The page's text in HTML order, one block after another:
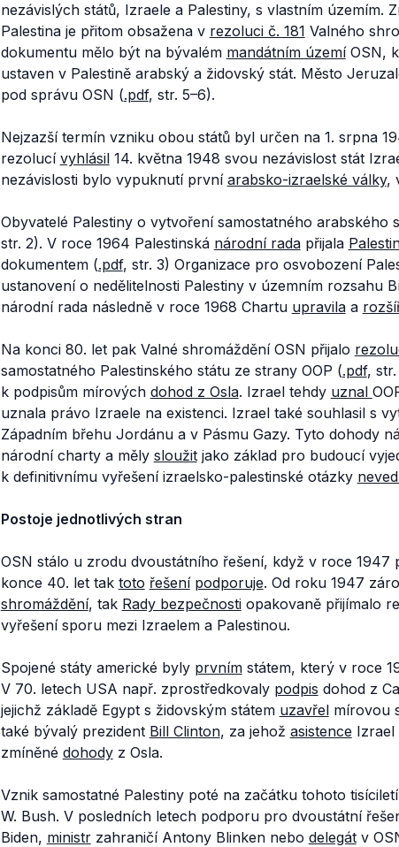
nezávislých států, Izraele a Palestiny, s vlastním územím.
Palestina je přitom obsažena v rezoluci č. 181 Valného
dokumentu mělo být na bývalém mandátním územíOSN,
ustaven v Palestině arabský a židovský stát. Město
pod správu OSN (.pdf, str. 5–6).
Nejzazší termín vzniku obou států byl určen na 1. srpna
rezolucí vyhlásil14. května 1948 svou nezávislost stát
nezávislosti bylo vypuknutí první arabsko-izraelské války,
Obyvatelé Palestiny o vytvoření samostatného arabského
str. 2). V roce 1964 Palestinská národní radapřijala
dokumentem (.pdf, str. 3) Organizace pro osvobození
ustanovení o nedělitelnosti Palestiny v územním rozsahu
národní rada následně v roce 1968 Chartu upravilaa
Na konci 80. let pak Valné shromáždění OSN přijalo
samostatného Palestinského státu ze strany OOP (.pdf,
k podpisům mírových dohod z Osla. Izrael tehdy uznal
uznala právo Izraele na existenci. Izrael také souhlasil s
Západním břehu Jordánu a v Pásmu Gazy. Tyto dohody
národní charty a měly sloužitjako základ pro budoucí
k definitivnímu vyřešení izraelsko-palestinské otázky
Postoje jednotlivých stran
OSN stálo u zrodu dvoustátního řešení, když v roce 1947
konce 40. let tak toto řešení podporuje. Od roku 1947
shromáždění, tak Rady bezpečnostiopakovaně přijímalo
vyřešení sporu mezi Izraelem a Palestinou.
Spojené státy americké byly prvnímstátem, který v roce
V 70. letech USA např. zprostředkovaly podpis dohod z
jejichž základě Egypt s židovským státem uzavřelmírovou
také bývalý prezident Bill Clinton, za jehož asistence Izrael
zmíněné dohodyz Osla.
Vznik samostatné Palestiny poté na začátku tohoto tisíciletí
W. Bush. V posledních letech podporu pro dvoustátní
Biden, ministrzahraničí Antony Blinken nebo delegátv